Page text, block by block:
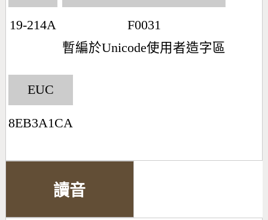
19-214A
F0031
暫編於Unicode使用者造字區
EUC
8EB3A1CA
讀音